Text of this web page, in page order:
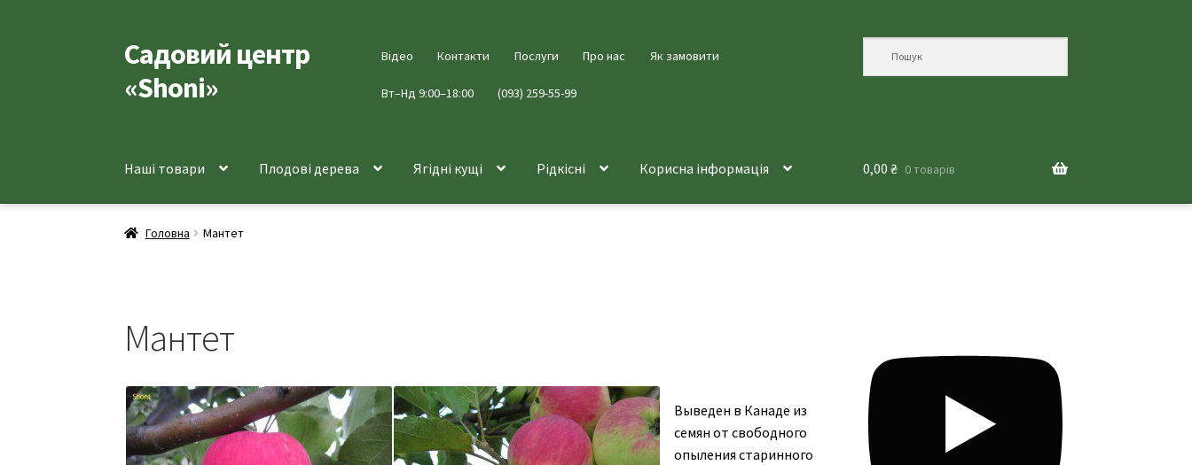
Перейти
до
навігації
Перейти
до
вмісту
Садовий центр
«Shoni»
Відео Контакти Послуги Про нас Як замовити
Вт–Нд 9:00–18:00 (093) 259-55-99
Наші товари Плодові дерева Ягідні кущі Рідкісні Корисна інформація 0,00 ₴ 0 товарів
Головна Мантет
Мантет
Выведен в Канаде из
семян от свободного
опыления старинного